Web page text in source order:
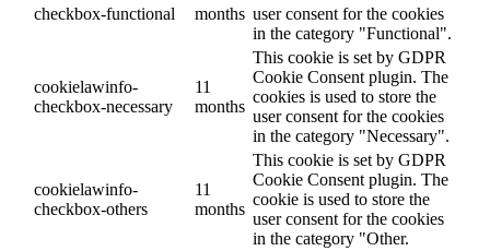
checkbox-functional
months user consent for the cookies
in the category "Functional".
cookielawinfo-
checkbox-necessary
11
months
This cookie is set by GDPR
Cookie Consent plugin. The
cookies is used to store the
user consent for the cookies
in the category "Necessary".
cookielawinfo-
checkbox-others
11
months
This cookie is set by GDPR
Cookie Consent plugin. The
cookie is used to store the
user consent for the cookies
in the category "Other.